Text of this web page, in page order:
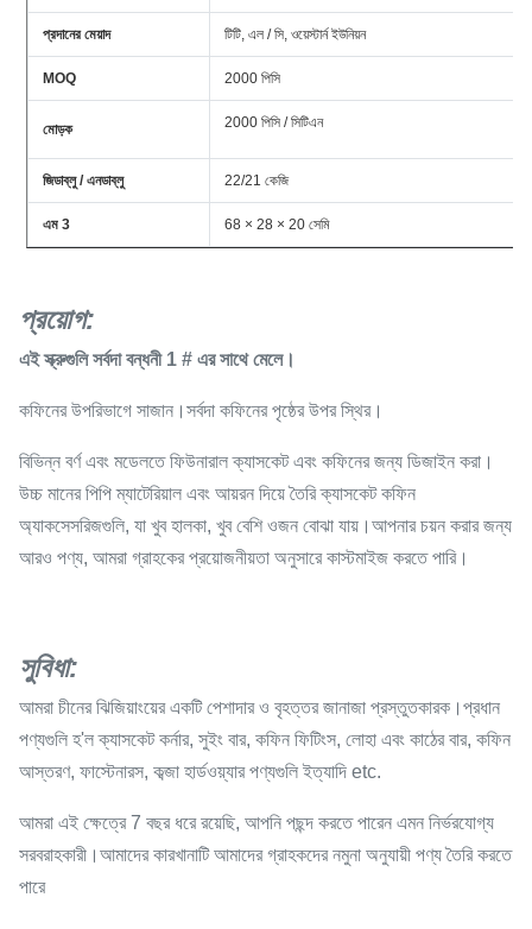
প্রদানের মেয়াদ টিটি, এল / সি, ওয়েস্টার্ন ইউনিয়ন
MOQ 2000 পিসি
মোড়ক 2000 পিসি / সিটিএন
জিডাব্লু / এনডাব্লু 22/21 কেজি
এম 3 68 × 28 × 20 সেমি
প্রয়োগ:
এই স্ক্রুগুলি সর্বদা বন্ধনী 1 # এর সাথে মেলে।
কফিনের উপরিভাগে সাজান।সর্বদা কফিনের পৃষ্ঠের উপর স্থির।
বিভিন্ন বর্ণ এবং মডেলতে ফিউনারাল ক্যাসকেট এবং কফিনের জন্য ডিজাইন করা।
উচ্চ মানের পিপি ম্যাটেরিয়াল এবং আয়রন দিয়ে তৈরি ক্যাসকেট কফিন
অ্যাকসেসরিজগুলি, যা খুব হালকা, খুব বেশি ওজন বোঝা যায়।আপনার চয়ন করার জন্য
আরও পণ্য, আমরা গ্রাহকের প্রয়োজনীয়তা অনুসারে কাস্টমাইজ করতে পারি।
সুবিধা:
আমরা চীনের ঝিজিয়াংয়ের একটি পেশাদার ও বৃহত্তর জানাজা প্রস্তুতকারক।প্রধান
পণ্যগুলি হ'ল ক্যাসকেট কর্নার, সুইং বার, কফিন ফিটিংস, লোহা এবং কাঠের বার, কফিন
আস্তরণ, ফাস্টেনারস, কব্জা হার্ডওয়্যার পণ্যগুলি ইত্যাদি etc.
আমরা এই ক্ষেত্রে 7 বছর ধরে রয়েছি, আপনি পছন্দ করতে পারেন এমন নির্ভরযোগ্য
সরবরাহকারী।আমাদের কারখানাটি আমাদের গ্রাহকদের নমুনা অনুযায়ী পণ্য তৈরি করতে
পারে